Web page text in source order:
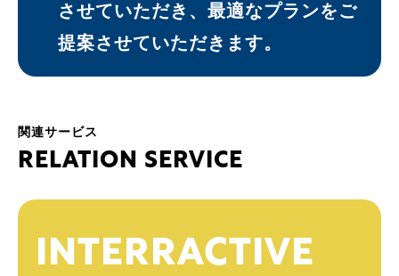
させていただき、最適なプランをご
提案させていただきます。
関連サービス
RELATION SERVICE
INTERRACTIVE